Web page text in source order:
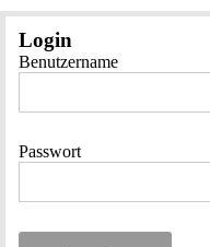
Login
Benutzername
Passwort